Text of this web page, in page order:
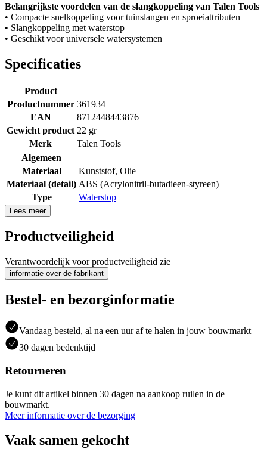
Belangrijkste voordelen van de slangkoppeling van Talen Tools
• Compacte snelkoppeling voor tuinslangen en sproeiattributen
• Slangkoppeling met waterstop
• Geschikt voor universele watersystemen
Specificaties
Product
Productnummer 361934
EAN
8712448443876
Gewicht product 22 gr
Merk
Talen Tools
Algemeen
Materiaal
Kunststof, Olie
Materiaal (detail) ABS (Acrylonitril-butadieen-styreen)
Type
Waterstop
Lees meer
Productveiligheid
Verantwoordelijk voor productveiligheid zie
informatie over de fabrikant
Bestel- en bezorginformatie
Vandaag besteld, al na een uur af te halen in jouw bouwmarkt
30 dagen bedenktijd
Retourneren
Je kunt dit artikel binnen 30 dagen na aankoop ruilen in de
bouwmarkt.
Meer informatie over de bezorging
Vaak samen gekocht